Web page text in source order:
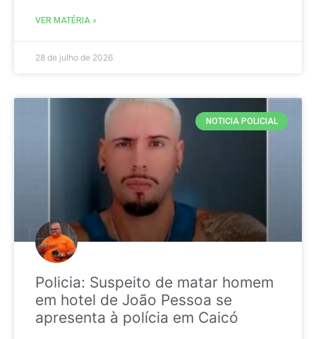
VER MATÉRIA »
28 de julho de 2026
NOTICIA POLICIAL
Policia: Suspeito de matar homem
em hotel de João Pessoa se
apresenta à polícia em Caicó